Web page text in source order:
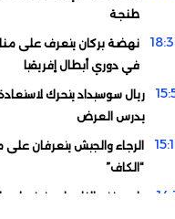
طنجة
نهضة بركان يتعرف على
في دوري أبطال إفريقيا
ريال سوسيداد يتحرك لاستعادة
يدرس العرض
الرجاء والجيش يتعرفان
“الكاف”
وادو يفتح النار على فرنسا..